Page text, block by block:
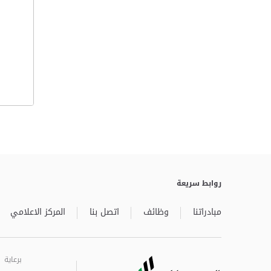
روابط سريعة
مبادراتنا وظائف اتصل بنا المركز الاعلامي
برعاية